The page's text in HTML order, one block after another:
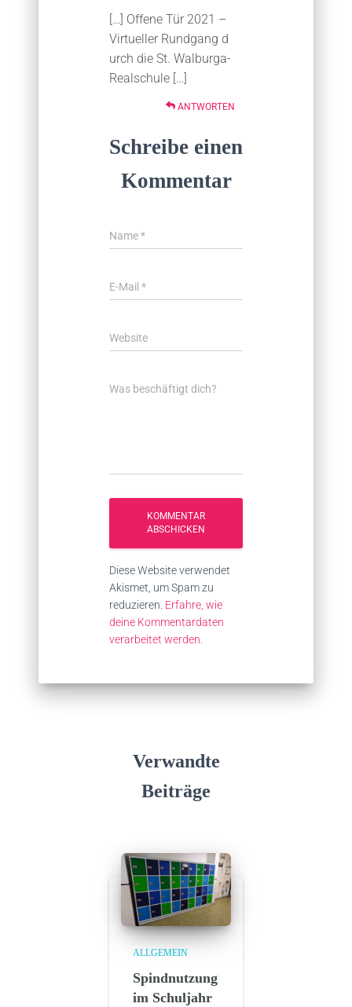
[…] Offene Tür 2021 –
Virtueller Rundgang d
urch die St. Walburga-
Realschule […]
ANTWORTEN
Schreibe einen
Kommentar
Name*
E-Mail *
Website
Was beschäftigt dich?
Diese Website verwendet
Akismet, um Spam zu
reduzieren. Erfahre, wie
deine Kommentardaten
verarbeitet werden.
Verwandte
Beiträge
ALLGEMEIN
Spindnutzung
im Schuljahr